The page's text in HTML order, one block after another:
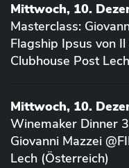
Mittwoch, 10.
Masterclass:
Flagship Ipsus von
Clubhouse Post
Mittwoch, 10.
Winemaker Dinner
Giovanni Mazzei
Lech (Österreich)